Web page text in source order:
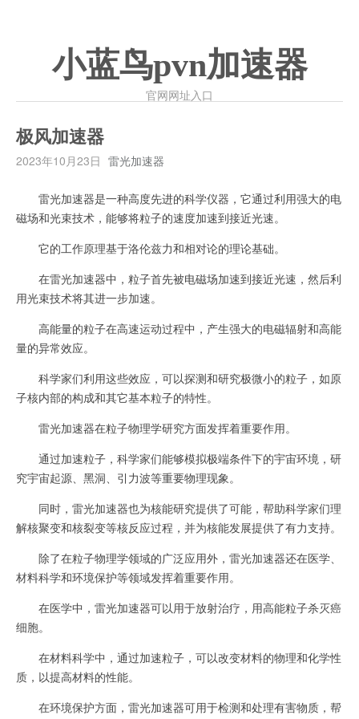
小蓝鸟pvn加速器
官网网址入口
极风加速器
2023年10月23日 雷光加速器
雷光加速器是一种高度先进的科学仪器，它通过利用强大的电
磁场和光束技术，能够将粒子的速度加速到接近光速。
它的工作原理基于洛伦兹力和相对论的理论基础。
在雷光加速器中，粒子首先被电磁场加速到接近光速，然后利
用光束技术将其进一步加速。
高能量的粒子在高速运动过程中，产生强大的电磁辐射和高能
量的异常效应。
科学家们利用这些效应，可以探测和研究极微小的粒子，如原
子核内部的构成和其它基本粒子的特性。
雷光加速器在粒子物理学研究方面发挥着重要作用。
通过加速粒子，科学家们能够模拟极端条件下的宇宙环境，研
究宇宙起源、黑洞、引力波等重要物理现象。
同时，雷光加速器也为核能研究提供了可能，帮助科学家们理
解核聚变和核裂变等核反应过程，并为核能发展提供了有力支持。
除了在粒子物理学领域的广泛应用外，雷光加速器还在医学、
材料科学和环境保护等领域发挥着重要作用。
在医学中，雷光加速器可以用于放射治疗，用高能粒子杀灭癌
细胞。
在材料科学中，通过加速粒子，可以改变材料的物理和化学性
质，以提高材料的性能。
在环境保护方面，雷光加速器可用于检测和处理有害物质，帮